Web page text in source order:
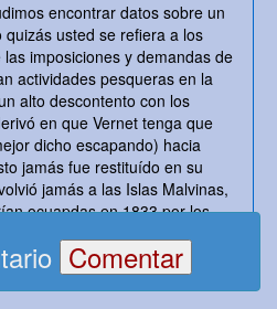
encontrar datos sobre un
usted se refiera a los
imposiciones y demandas de
actividades pesqueras en la
alto descontento con los
en que Vernet tenga que
dicho escapando) hacia
jamás fue restituído en su
jamás a las Islas Malvinas,
ocuapdas en 1833 por los